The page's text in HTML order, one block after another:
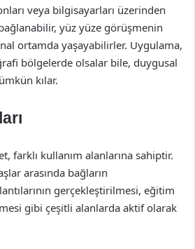
veya bilgisayarları üzerinden
yüz yüze görüşmenin
ortamda yaşayabilirler. Uygulama,
bölgelerde olsalar bile, duygusal
kılar.
farklı kullanım alanlarına sahiptir.
arasında bağların
gerçekleştirilmesi, eğitim
gibi çeşitli alanlarda aktif olarak